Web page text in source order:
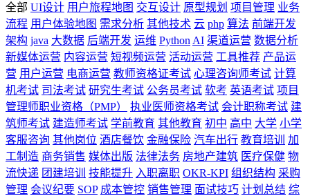
全部 UI设计 用户旅程地图 交互设计 原型规划 项目管理 业务
流程 用户体验地图 需求分析 其他技术 云 php 算法 前端开发
架构 java 大数据 后端开发 运维 Python AI 渠道运营 数据分析
新媒体运营 内容运营 短视频运营 活动运营 工具推荐 产品运
营 用户运营 电商运营 教师资格证考试 心理咨询师考试 计算
机考试 司法考试 研究生考试 公务员考试 软考 英语考试 项目
管理师职业资格（PMP）
执业医师资格考试 会计职称考试 建
筑师考试 建造师考试 学前教育 其他教育 初中 高中 大学 小学
客服咨询 其他岗位 酒店餐饮 金融保险 汽车出行 教育培训
加
工制造 商务销售 媒体出版 法律法务 房地产建筑 医疗保健 物
流快递 团建培训 技能提升 入职离职 OKR-KPI 组织结构 采购
管理 会议纪要 SOP 成本管控 销售管理 面试技巧 计划总结 综